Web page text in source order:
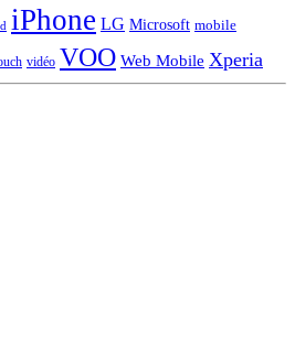
iPhone LG Microsoft mobile
vidéo VOO Web Mobile Xperia